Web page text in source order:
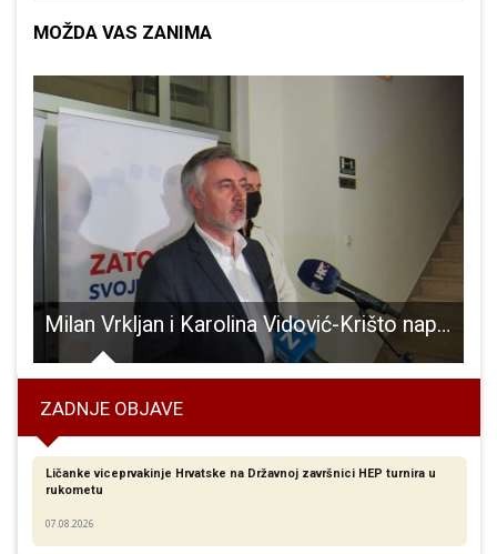
MOŽDA VAS ZANIMA
Milan Vrkljan i Karolina Vidović-Krišto napustili Domovinski pokret
ZADNJE OBJAVE
Ličanke viceprvakinje Hrvatske na Državnoj završnici HEP turnira u
rukometu
07.08.2026